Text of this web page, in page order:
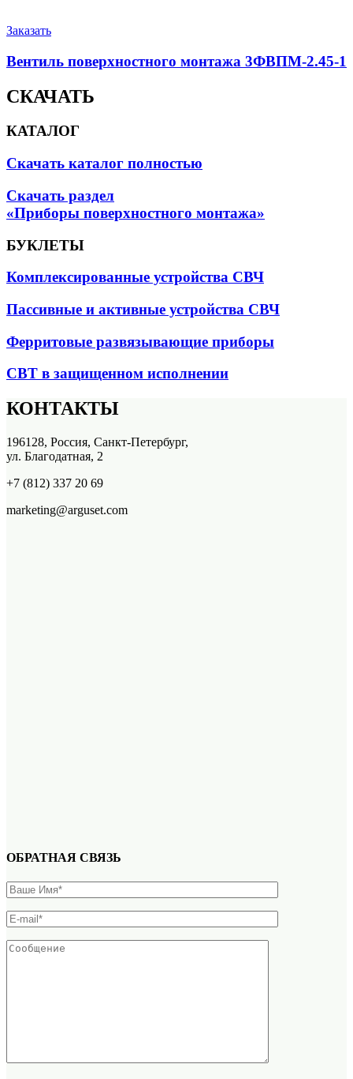
Заказать
Вентиль поверхностного монтажа 3ФВПМ-2.45-1
СКАЧАТЬ
КАТАЛОГ
Скачать каталог полностью
Скачать раздел
«Приборы поверхностного монтажа»
БУКЛЕТЫ
Комплексированные устройства СВЧ
Пассивные и активные устройства СВЧ
Ферритовые развязывающие приборы
СВТ в защищенном исполнении
КОНТАКТЫ
196128, Россия, Санкт-Петербург,
ул. Благодатная, 2
+7 (812) 337 20 69
marketing@arguset.com
ОБРАТНАЯ СВЯЗЬ